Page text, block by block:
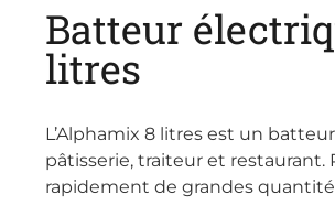
Batteur
litres
L’Alphamix 8 litres est un
pâtisserie, traiteur et
rapidement de grandes